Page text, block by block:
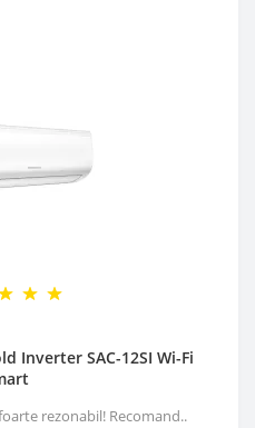
Inverter SAC-12SI Wi-Fi
rezonabil! Recomand..